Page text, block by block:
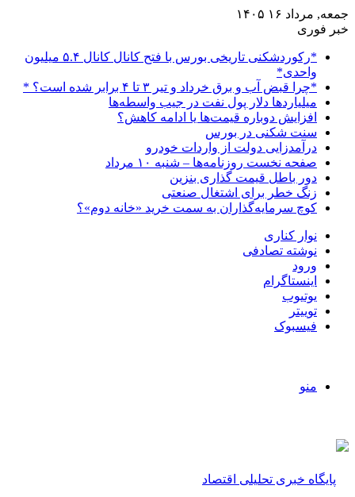
جمعه, مرداد ۱۶ ۱۴۰۵
خبر فوری
*رکوردشکنی تاریخی بورس با فتح کانال کانال ۵.۴ میلیون
واحدی*
*چرا قبض آب و برق خرداد و تیر ۳ تا ۴ برابر شده است؟ *
میلیاردها دلار پول نفت در جیب واسطه‌ها
افزایش دوباره قیمت‌ها یا ادامه کاهش؟
سنت شکنی در بورس
درآمدزایی دولت از واردات خودرو
صفحه نخست روزنامه‌ها – شنبه ۱۰ مرداد
دور باطل قیمت گذاری بنزین
زنگ خطر برای اشتغال صنعتی
کوچ سرمایه‌گذاران به سمت خرید «خانه دوم»؟
نوار کناری
نوشته تصادفی
ورود
اینستاگرام
یوتیوب
توییتر
فیسبوک
منو